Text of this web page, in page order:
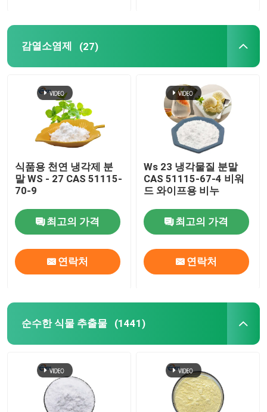
감열소염제 (27)
식품용 천연 냉각제 분
말 WS - 27 CAS 51115-
70-9
최고의 가격
연락처
Ws 23 냉각물질 분말
CAS 51115-67-4 비워
드 와이프용 비누
최고의 가격
연락처
순수한 식물 추출물 (1441)